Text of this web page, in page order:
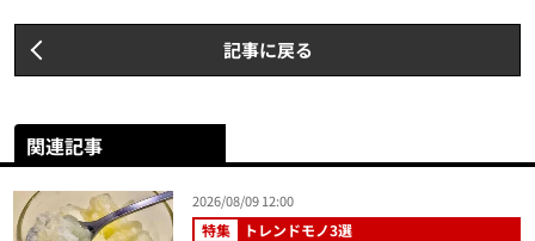
記事に戻る
関連記事
2026/08/09 12:00
特集 トレンドモノ3選